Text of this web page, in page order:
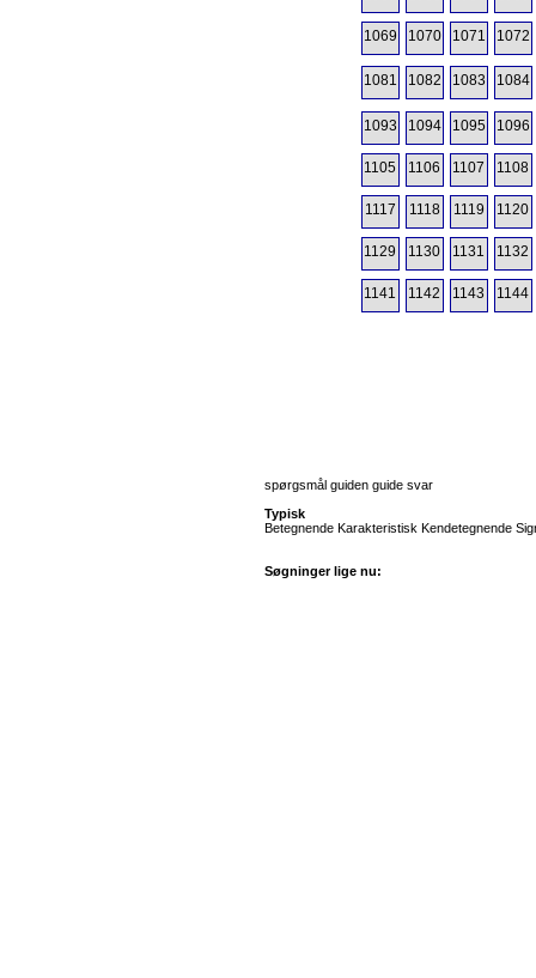
1069 1070 1071 1072
1081 1082 1083 1084
1093 1094 1095 1096
1105 1106 1107 1108
1117 1118 1119 1120
1129 1130 1131 1132
1141 1142 1143 1144
spørgsmål guiden guide svar
Typisk
Betegnende Karakteristisk Kendetegnende
Søgninger lige nu: